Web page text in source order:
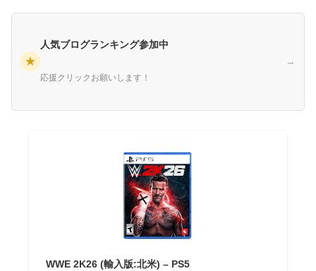
★
人気ブログランキング参加中
応援クリックお願いします！
→
WWE 2K26 (輸入版:北米) – PS5